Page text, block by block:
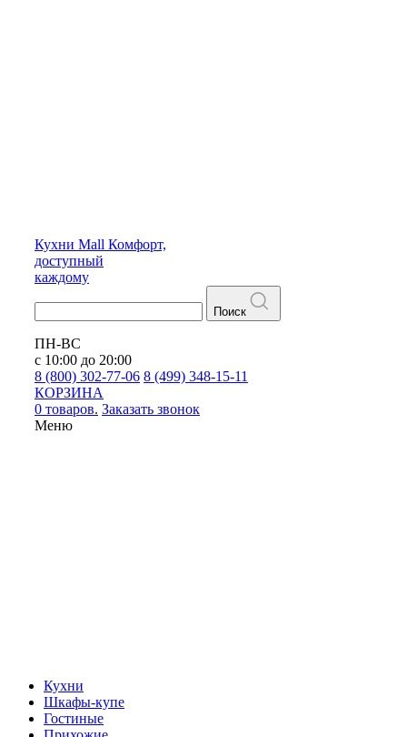
Кухни Mall Комфорт,
доступный
каждому
Поиск
ПН-ВС
с 10:00 до 20:00
8 (800) 302-77-06 8 (499) 348-15-11
КОРЗИНА
0 товаров. Заказать звонок
Меню
Кухни
Шкафы-купе
Гостиные